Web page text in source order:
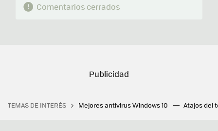
Comentarios cerrados
TEMAS DE INTERÉS Mejores antivirus Windows 10 Atajos del